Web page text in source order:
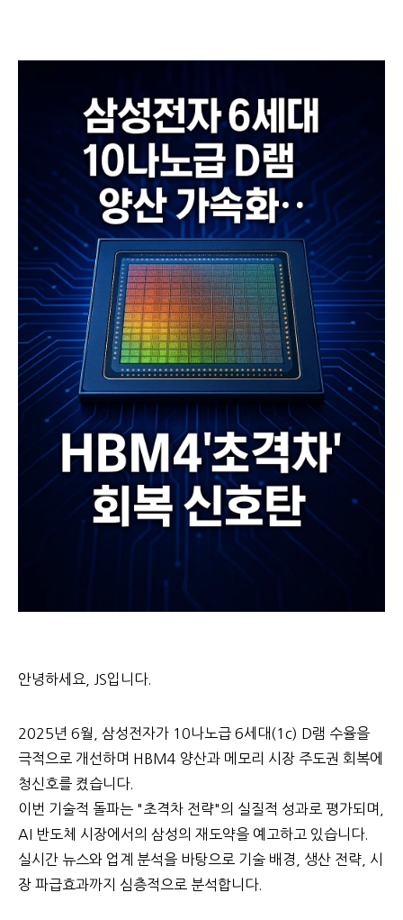
안녕하세요, JS입니다.
2025년 6월, 삼성전자가 10나노급 6세대(1c) D램 수율을
극적으로 개선하며 HBM4 양산과 메모리 시장 주도권 회복에
청신호를 켰습니다.
이번 기술적 돌파는 "초격차 전략"의 실질적 성과로 평가되며,
AI 반도체 시장에서의 삼성의 재도약을 예고하고 있습니다.
실시간 뉴스와 업계 분석을 바탕으로 기술 배경, 생산 전략, 시
장 파급효과까지 심층적으로 분석합니다.